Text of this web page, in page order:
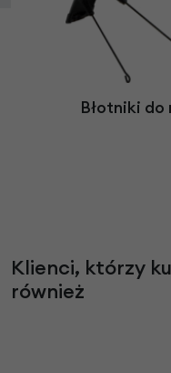
Błotniki do
Klienci, którzy
również